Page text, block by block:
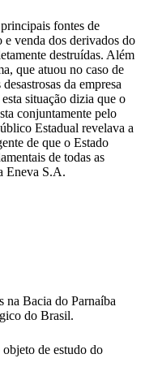
fontes de
e venda dos derivados do
destruídas. Além
que atuou no caso de
da empresa
situação dizia que o
conjuntamente pelo
Estadual revelava a
de que o Estado
de todas as
Eneva S.A.
na Bacia do Parnaíba
do Brasil.
de estudo do